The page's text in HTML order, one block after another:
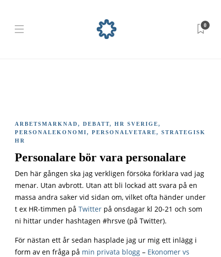
0
ARBETSMARKNAD, DEBATT, HR SVERIGE,
PERSONALEKONOMI, PERSONALVETARE, STRATEGISK
HR
Personalare bör vara personalare
Den här gången ska jag verkligen försöka förklara vad jag
menar. Utan avbrott. Utan att bli lockad att svara på en
massa andra saker vid sidan om, vilket ofta händer under
t ex HR-timmen på Twitter på onsdagar kl 20-21 och som
ni hittar under hashtagen #hrsve (på Twitter).
För nästan ett år sedan hasplade jag ur mig ett inlägg i
form av en fråga på min privata blogg – Ekonomer vs